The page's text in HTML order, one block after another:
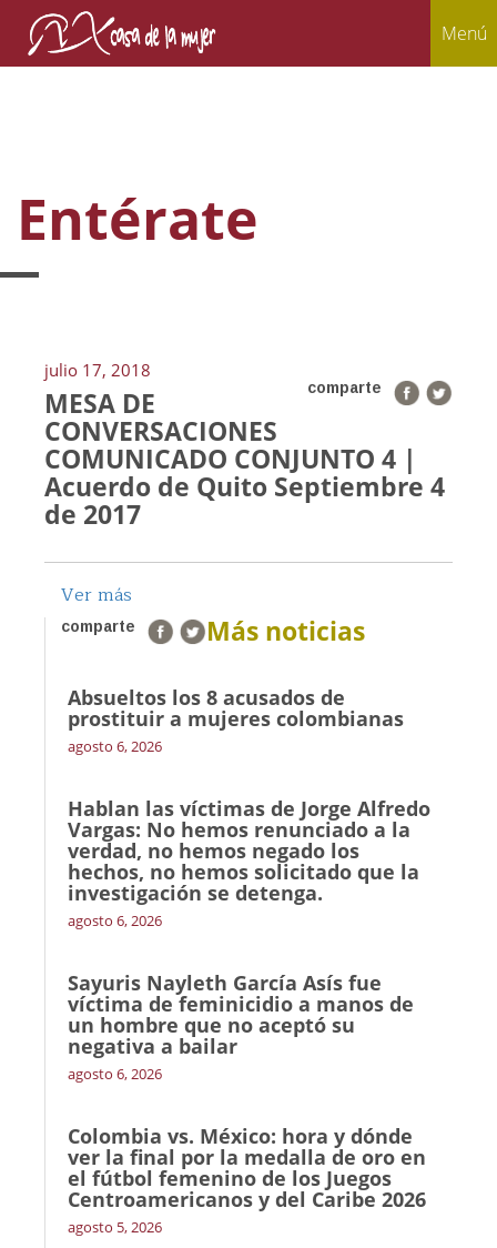
Menú
Entérate
julio 17, 2018
comparte
MESA DE
CONVERSACIONES
COMUNICADO CONJUNTO 4 |
Acuerdo de Quito Septiembre 4
de 2017
Ver más
comparte Más noticias
Absueltos los 8 acusados de
prostituir a mujeres colombianas
agosto 6, 2026
Hablan las víctimas de Jorge Alfredo
Vargas: No hemos renunciado a la
verdad, no hemos negado los
hechos, no hemos solicitado que la
investigación se detenga.
agosto 6, 2026
Sayuris Nayleth García Asís fue
víctima de feminicidio a manos de
un hombre que no aceptó su
negativa a bailar
agosto 6, 2026
Colombia vs. México: hora y dónde
ver la final por la medalla de oro en
el fútbol femenino de los Juegos
Centroamericanos y del Caribe 2026
agosto 5, 2026